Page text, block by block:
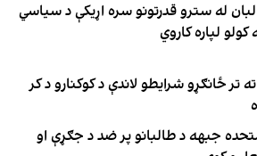
له سترو قدرتونو سره اړیکې د سیاسي
کولو لپاره کاروي
تر ځانګړو شرایطو لاندې د کوکنارو د کر
جبهه د طالبانو پر ضد د جګړې او